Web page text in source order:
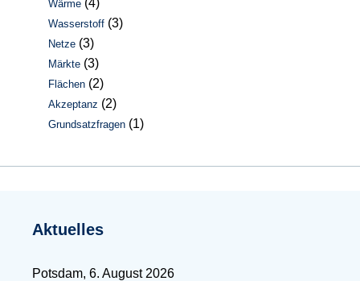
Wärme (4)
Wasserstoff (3)
Netze (3)
Märkte (3)
Flächen (2)
Akzeptanz (2)
Grundsatzfragen (1)
Aktuelles
Potsdam, 6. August 2026